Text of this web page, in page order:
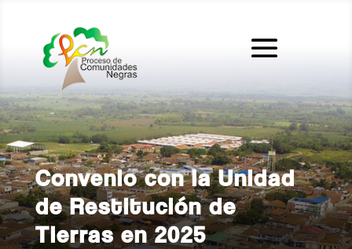
Convenio con la Unidad
de Restitución de
Tierras en 2025